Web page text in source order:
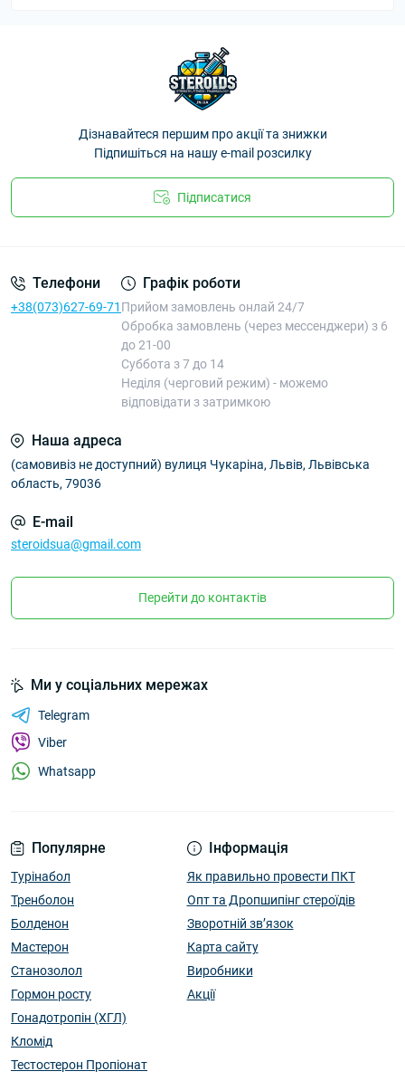
Дізнавайтеся першим про акції та знижки
Підпишіться на нашу e-mail розсилку
Підписатися
Телефони
+38(073)627-69-71
Графік роботи
Прийом замовлень онлай 24/7
Обробка замовлень (через мессенджери) з 6
до 21-00
Суббота з 7 до 14
Неділя (черговий режим) - можемо
відповідати з затримкою
Наша адреса
(самовивіз не доступний) вулиця Чукаріна, Львів, Львівська
область, 79036
E-mail
steroidsua@gmail.com
Перейти до контактів
Популярне
Турінабол
Тренболон
Болденон
Мастерон
Станозолол
Гормон росту
Гонадотропін (ХГЛ)
Кломід
Тестостерон Пропіонат
Інформація
Як правильно провести ПКТ
Опт та Дропшипінг стероїдів
Зворотній зв’язок
Карта сайту
Виробники
Акції
Ми у соціальних мережах
Telegram
Viber
Whatsapp